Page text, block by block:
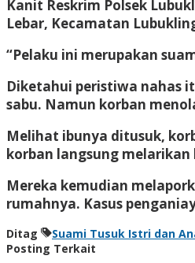
Kanit Reskrim Polsek
Lebar, Kecamatan
“Pelaku ini merupakan
Diketahui peristiwa nahas
sabu. Namun korban
Melihat ibunya ditusuk,
korban langsung
Mereka kemudian
rumahnya. Kasus
Ditag
Suami Tusuk Istri dan
Posting Terkait